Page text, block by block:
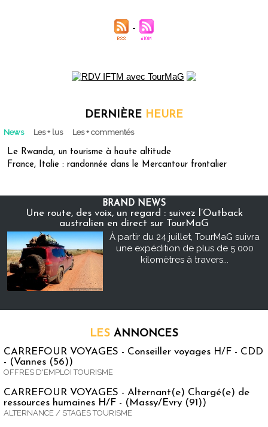
DERNIÈRE HEURE
News Les + lus Les + commentés
Le Rwanda, un tourisme à haute altitude
France, Italie : randonnée dans le Mercantour frontalier
BRAND NEWS
Une route, des voix, un regard : suivez l’Outback
australien en direct sur TourMaG
À partir du 24 juillet, TourMaG suivra
une expédition de plus de 5 000
kilomètres à travers...
LES ANNONCES
CARREFOUR VOYAGES - Conseiller voyages H/F - CDD
- (Vannes (56))
OFFRES D'EMPLOI TOURISME
CARREFOUR VOYAGES - Alternant(e) Chargé(e) de
ressources humaines H/F - (Massy/Evry (91))
ALTERNANCE / STAGES TOURISME